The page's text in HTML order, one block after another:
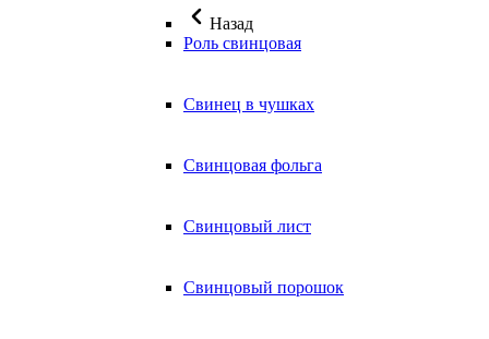
Назад
Роль свинцовая
Свинец в чушках
Свинцовая фольга
Свинцовый лист
Свинцовый порошок